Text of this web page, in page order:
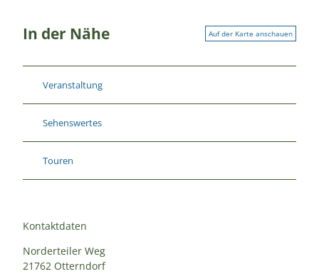
In der Nähe Auf der Karte anschauen
Veranstaltung
Sehenswertes
Touren
Kontaktdaten
Norderteiler Weg
21762 Otterndorf